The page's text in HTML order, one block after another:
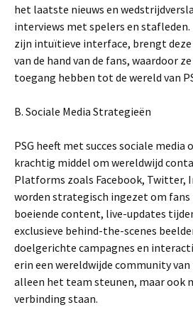
het laatste nieuws en
interviews met spelers en
zijn intuïtieve interface, brengt
van de hand van de fans, waardoor
toegang hebben tot de wereld van
B. Sociale Media Strategieën
PSG heeft met succes sociale media
krachtig middel om wereldwijd
Platforms zoals Facebook, Twitter,
worden strategisch ingezet om
boeiende content, live-updates
exclusieve behind-the-scenes
doelgerichte campagnes en
erin een wereldwijde community
alleen het team steunen, maar ook
verbinding staan.